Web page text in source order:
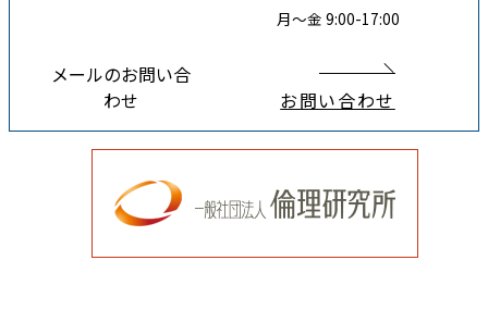
月〜金 9:00-17:00
メールのお問い合
わせ
お問い合わせ